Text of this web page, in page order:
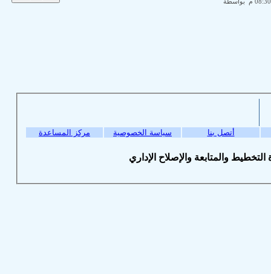
سياسة الخصوصية مركز المساعدة
الإداري